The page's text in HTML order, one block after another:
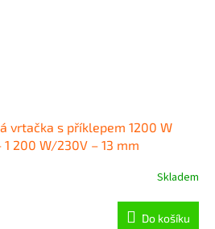
vrtačka s příklepem 1200 W
1 200 W/230V – 13 mm
Skladem
Do košíku